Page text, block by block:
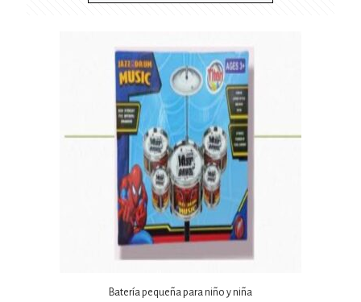
Batería pequeña para niño y niña